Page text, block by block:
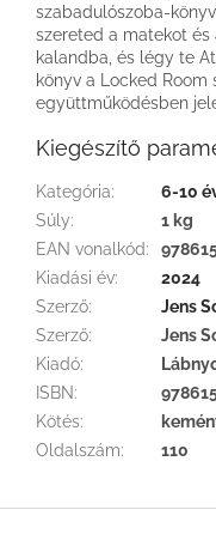
szabadulószoba-
szereted a matekot
kalandba, és légy te
könyv a Locked Room
együttműködésben
Kiegészítő
Kategória:
6-10
Súly:
1 kg
EAN vonalkód:
Kiadási év:
2024
Szerző:
Jens
Szerző:
Jens
Kiadó:
ISBN:
Kötés:
Oldalszám: 110